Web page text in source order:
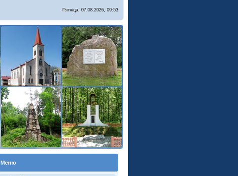
Пятніца, 07.08.2026, 09:53
Меню